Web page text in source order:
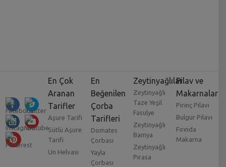
En Çok
Aranan
Tarifler
Aşure Tarifi
Sütlü Aşure
Tarifi
Un Helvası
En
Beğenilen
Çorba
Tarifleri
Domates
Çorbası
Yayla
Çorbası
Zeytinyağlılar
Zeytinyağlı
Taze Yeşil
Fasulye
Zeytinyağlı
Bamya
Zeytinyağlı
Pırasa
Pilav ve
Makarnalar
Pirinç Pilavı
Bulgur Pilavı
Fırında
Makarna